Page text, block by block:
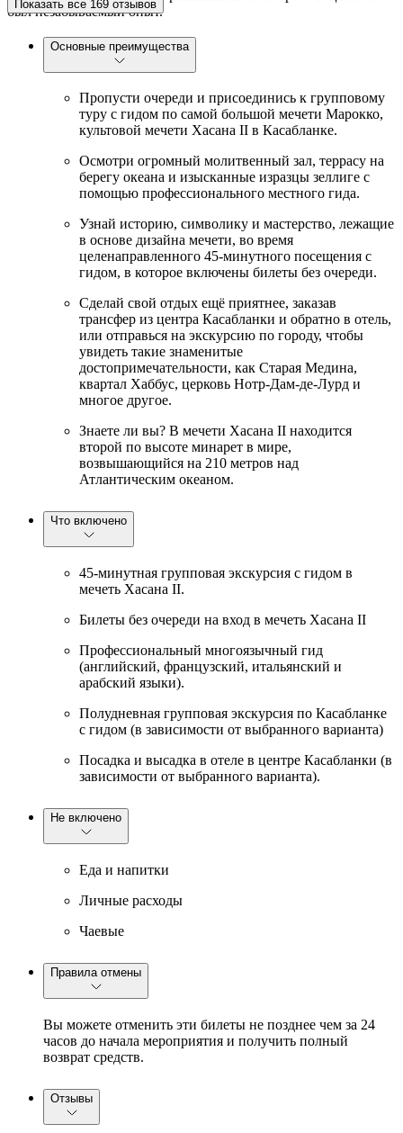
был незабываемый опыт.
Показать все 169 отзывов
Основные преимущества
Пропусти очереди и присоединись к групповому
туру с гидом по самой большой мечети Марокко,
культовой мечети Хасана II в Касабланке.
Осмотри огромный молитвенный зал, террасу на
берегу океана и изысканные изразцы зеллиге с
помощью профессионального местного гида.
Узнай историю, символику и мастерство, лежащие
в основе дизайна мечети, во время
целенаправленного 45-минутного посещения с
гидом, в которое включены билеты без очереди.
Сделай свой отдых ещё приятнее, заказав
трансфер из центра Касабланки и обратно в отель,
или отправься на экскурсию по городу, чтобы
увидеть такие знаменитые
достопримечательности, как Старая Медина,
квартал Хаббус, церковь Нотр-Дам-де-Лурд и
многое другое.
Знаете ли вы? В мечети Хасана II находится
второй по высоте минарет в мире,
возвышающийся на 210 метров над
Атлантическим океаном.
Что включено
45-минутная групповая экскурсия с гидом в
мечеть Хасана II.
Билеты без очереди на вход в мечеть Хасана II
Профессиональный многоязычный гид
(английский, французский, итальянский и
арабский языки).
Полудневная групповая экскурсия по Касабланке
с гидом (в зависимости от выбранного варианта)
Посадка и высадка в отеле в центре Касабланки (в
зависимости от выбранного варианта).
Не включено
Еда и напитки
Личные расходы
Чаевые
Правила отмены
Вы можете отменить эти билеты не позднее чем за 24
часов до начала мероприятия и получить полный
возврат средств.
Отзывы